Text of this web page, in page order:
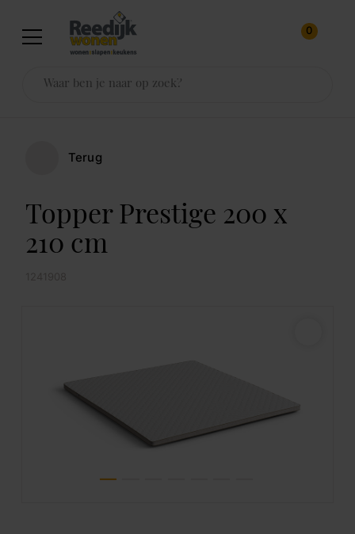
0
Terug
Topper Prestige 200 x
210 cm